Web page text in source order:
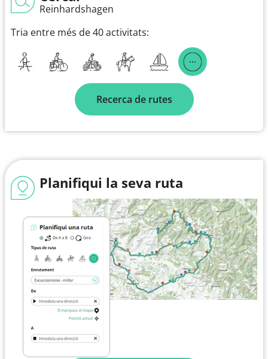
Reinhardshagen
Tria entre més de 40 activitats:
Recerca de rutes
Planifiqui la seva ruta